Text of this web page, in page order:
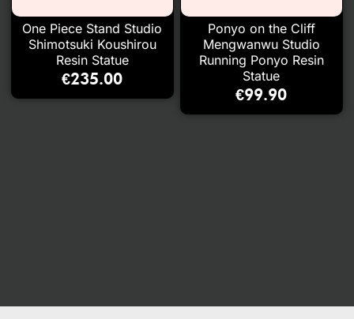
One Piece Stand Studio
Shimotsuki Koushirou
Resin Statue
€235.00
Ponyo on the Cliff
Mengwanwu Studio
Running Ponyo Resin
Statue
€99.90